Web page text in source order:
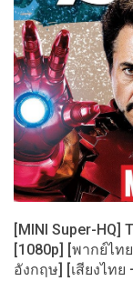
[MINI Super-HQ]
[1080p] [พากย์ไท
อังกฤษ] [เสียงไทย